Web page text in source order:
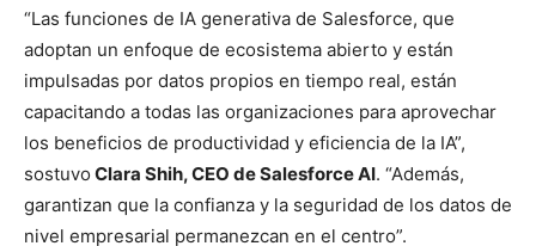
“Las funciones de IA generativa de Salesforce, que
adoptan un enfoque de ecosistema abierto y están
impulsadas por datos propios en tiempo real, están
capacitando a todas las organizaciones para aprovechar
los beneficios de productividad y eficiencia de la IA”,
sostuvo Clara Shih, CEO de Salesforce AI. “Además,
garantizan que la confianza y la seguridad de los datos de
nivel empresarial permanezcan en el centro”.